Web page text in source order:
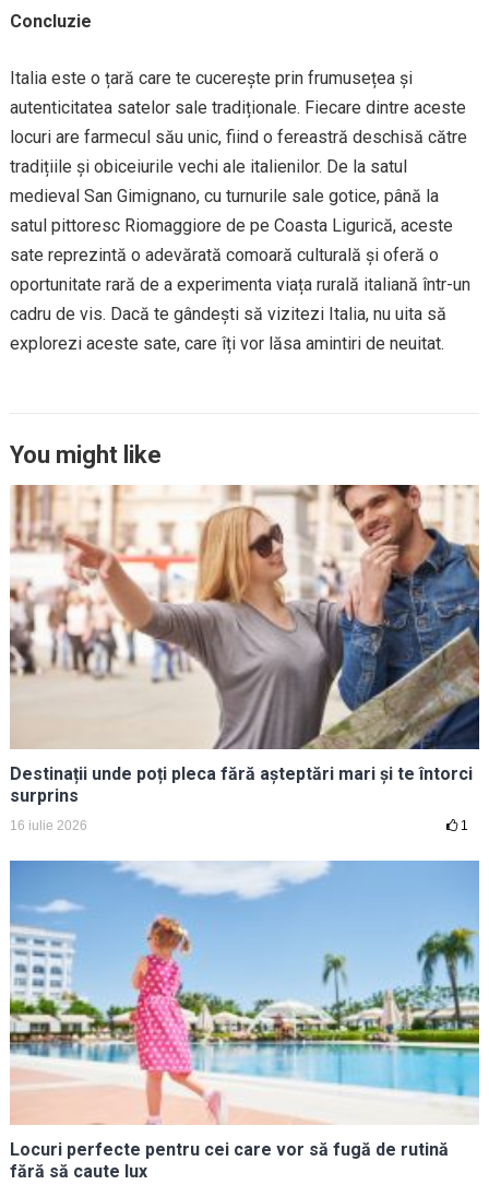
Concluzie
Italia este o țară care te cucerește prin frumusețea și
autenticitatea satelor sale tradiționale. Fiecare dintre aceste
locuri are farmecul său unic, fiind o fereastră deschisă către
tradițiile și obiceiurile vechi ale italienilor. De la satul
medieval San Gimignano, cu turnurile sale gotice, până la
satul pittoresc Riomaggiore de pe Coasta Ligurică, aceste
sate reprezintă o adevărată comoară culturală și oferă o
oportunitate rară de a experimenta viața rurală italiană într-un
cadru de vis. Dacă te gândești să vizitezi Italia, nu uita să
explorezi aceste sate, care îți vor lăsa amintiri de neuitat.
You might like
Destinații unde poți pleca fără așteptări mari și te întorci
surprins
16 iulie 2026 1
Locuri perfecte pentru cei care vor să fugă de rutină
fără să caute lux